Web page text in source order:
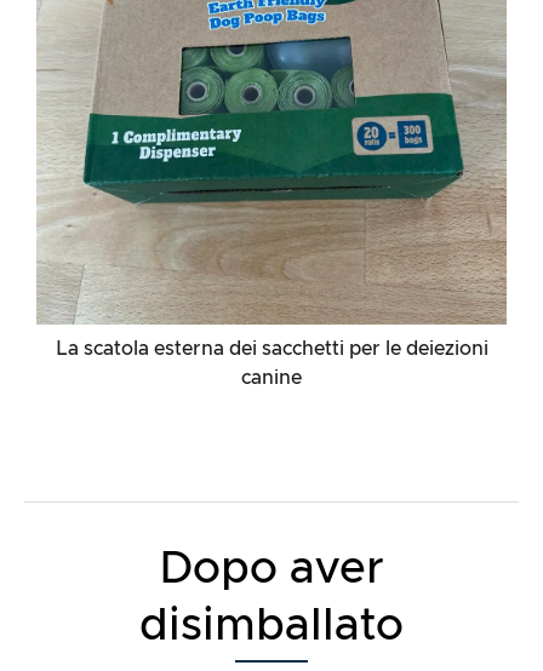
La scatola esterna dei sacchetti per le deiezioni
canine
Dopo aver
disimballato